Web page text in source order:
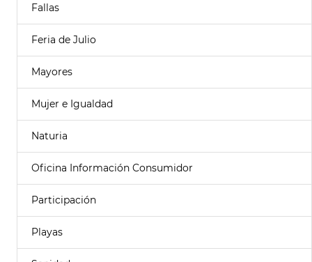
Fallas
Feria de Julio
Mayores
Mujer e Igualdad
Naturia
Oficina Información Consumidor
Participación
Playas